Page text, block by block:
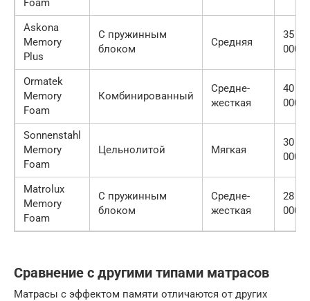
Askona
Memory
Plus
С пружинным
блоком
Средняя
35
000
Ormatek
Memory
Foam
Комбинированный
Средне-
жесткая
40
000
Sonnenstahl
Memory
Foam
Цельнолитой Мягкая
30
000
Matrolux
Memory
Foam
С пружинным
блоком
Средне-
жесткая
28
000
Сравнение с другими типами матрасов
Матрасы с эффектом памяти отличаются от других